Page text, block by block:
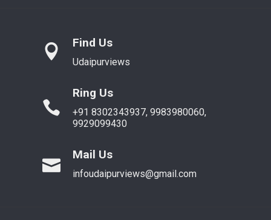
Find Us
Udaipurviews
Ring Us
+91 8302343937, 9983980060,
9929099430
Mail Us
infoudaipurviews@gmail.com